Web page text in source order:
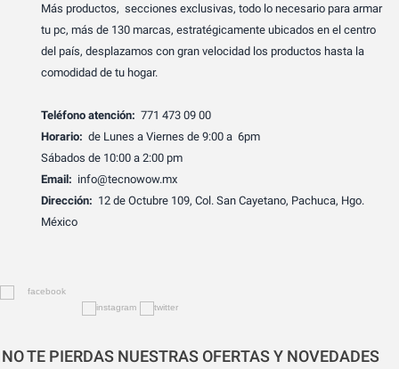
Más productos, secciones exclusivas, todo lo necesario para armar
tu pc, más de 130 marcas, estratégicamente ubicados en el centro
del país, desplazamos con gran velocidad los productos hasta la
comodidad de tu hogar.
Teléfono atención: 771 473 09 00
Horario: de Lunes a Viernes de 9:00 a 6pm
Sábados de 10:00 a 2:00 pm
Email: info@tecnowow.mx
Dirección: 12 de Octubre 109, Col. San Cayetano, Pachuca, Hgo.
México
NO TE PIERDAS NUESTRAS OFERTAS Y NOVEDADES